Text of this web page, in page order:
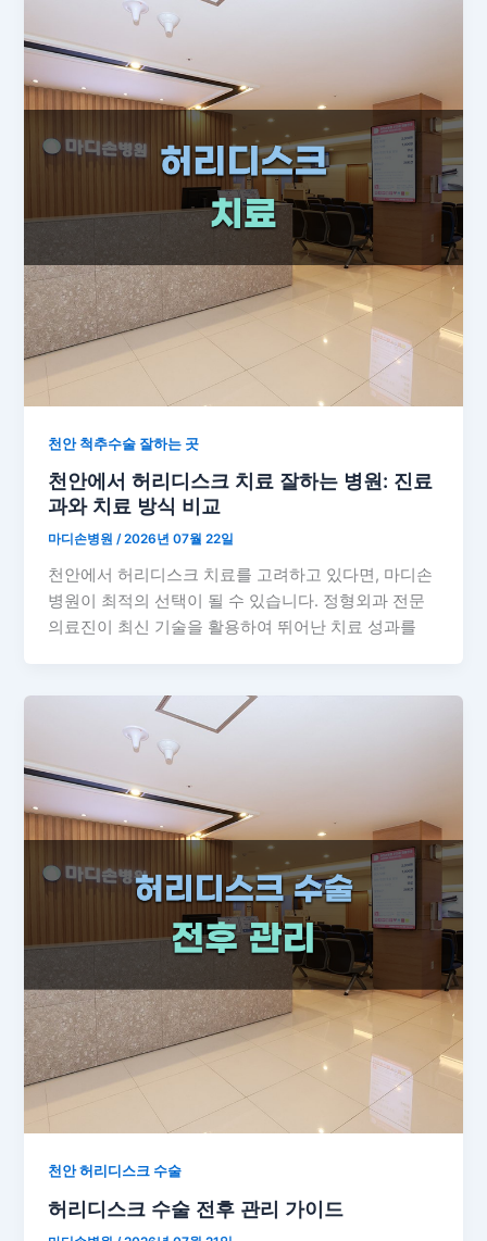
천안 척추수술 잘하는 곳
천안에서 허리디스크 치료 잘하는 병원: 진료
과와 치료 방식 비교
마디손병원/2026년 07월 22일
천안에서 허리디스크 치료를 고려하고 있다면, 마디손
병원이 최적의 선택이 될 수 있습니다. 정형외과 전문
의료진이 최신 기술을 활용하여 뛰어난 치료 성과를
천안 허리디스크 수술
허리디스크 수술 전후 관리 가이드